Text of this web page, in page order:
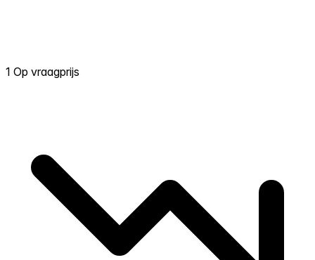
1 Op vraagprijs